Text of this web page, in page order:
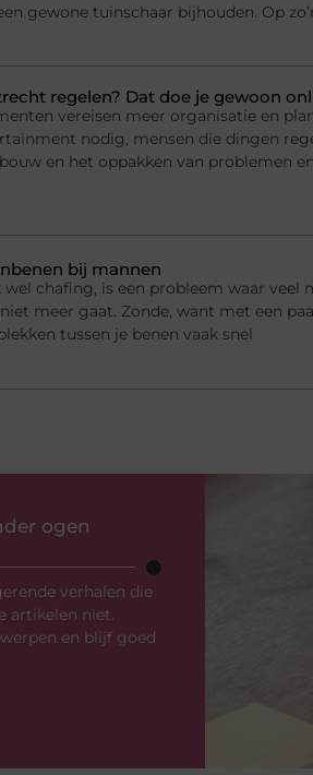
gewone tuinschaar bijhouden. Op
regelen? Dat doe je gewoon
vereisen meer organisatie en
nodig, mensen die dingen
en het oppakken van problemen
bij mannen
chafing, is een probleem waar veel
meer gaat. Zonde, want met een
tussen je benen vaak snel
ogen
verhalen die
artikelen niet.
en blijf goed